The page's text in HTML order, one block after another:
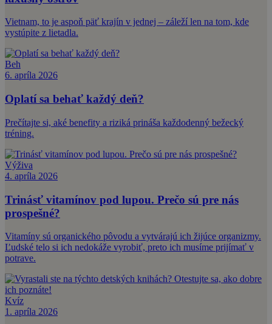
Vietnam, to je aspoň päť krajín v jednej – záleží len na tom, kde
vystúpite z lietadla.
Beh
6. apríla 2026
Oplatí sa behať každý deň?
Prečítajte si, aké benefity a riziká prináša každodenný bežecký
tréning.
Výživa
4. apríla 2026
Trinásť vitamínov pod lupou. Prečo sú pre nás
prospešné?
Vitamíny sú organického pôvodu a vytvárajú ich žijúce organizmy.
Ľudské telo si ich nedokáže vyrobiť, preto ich musíme prijímať v
potrave.
Kvíz
1. apríla 2026